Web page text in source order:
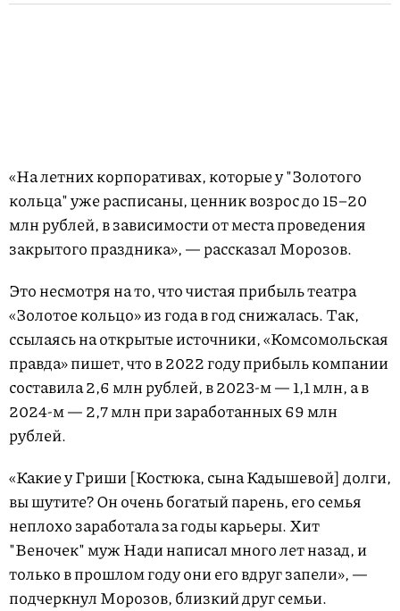
«На летних корпоративах, которые у "Золотого
кольца" уже расписаны, ценник возрос до 15–20
млн рублей, в зависимости от места проведения
закрытого праздника», — рассказал Морозов.
Это несмотря на то, что чистая прибыль театра
«Золотое кольцо» из года в год снижалась. Так,
ссылаясь на открытые источники, «Комсомольская
правда» пишет, что в 2022 году прибыль компании
составила 2,6 млн рублей, в 2023-м — 1,1 млн, а в
2024-м — 2,7 млн при заработанных 69 млн
рублей.
«Какие у Гриши [Костюка, сына Кадышевой] долги,
вы шутите? Он очень богатый парень, его семья
неплохо заработала за годы карьеры. Хит
"Веночек" муж Нади написал много лет назад, и
только в прошлом году они его вдруг запели», —
подчеркнул Морозов, близкий друг семьи.